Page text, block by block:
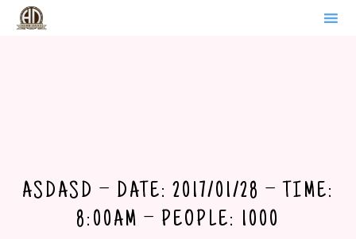
ASDASD – DATE: 2017/01/28 – TIME:
8:00AM – PEOPLE: 1000